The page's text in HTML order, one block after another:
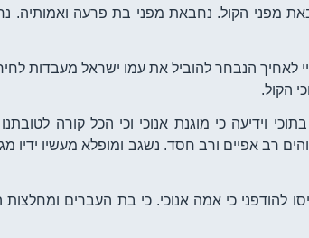
מפני הקול. נחבאת מפני בת פרעה ואמותיה.
לאחיך הנבחר להוביל את עמו ישראל מעבדות
הקול.
וידיעה כי מוגנת אנוכי וכי הכל קורה לטובתנו
רב אפיים ורב חסד. נשגב ומופלא מעשיו ידיו
להודפני כי אמה אנוכי. כי בת העברים ומחלצות